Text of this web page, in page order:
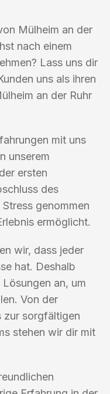
Mülheim an der
nach einem
Lass uns dir
uns als ihren
an der Ruhr
mit uns
unserem
ersten
des
genommen
ermöglicht.
wir, dass jeder
hat. Deshalb
an, um
Von der
zur sorgfältigen
stehen wir dir mit